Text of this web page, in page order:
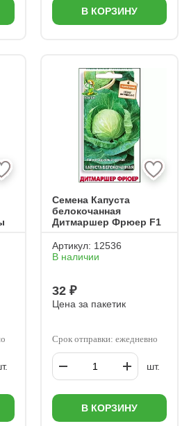
В КОРЗИНУ
Семена Капуста
белокочанная
Дитмаршер Фрюер F1
Артикул: 12536
В наличии
32 ₽
Цена за пакетик
Срок отправки: ежедневно
шт.
В КОРЗИНУ